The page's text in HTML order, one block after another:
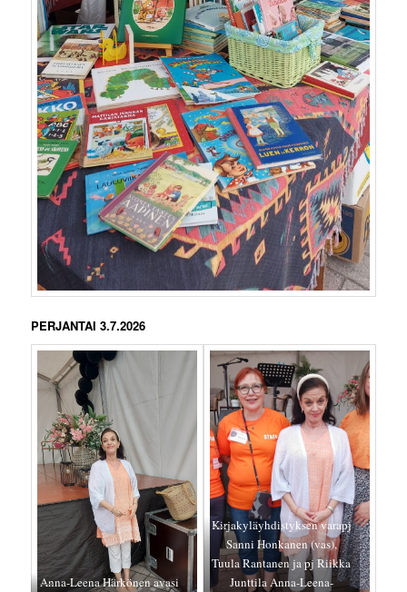
PERJANTAI 3.7.2026
Anna-Leena Härkönen avasi
Kirjakyläyhdistyksen varapj
Sanni Honkanen (vas),
Tuula Rantanen ja pj Riikka
Junttila Anna-Leena-